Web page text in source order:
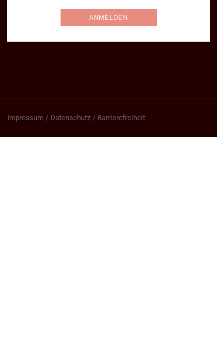
Impressum / Datenschutz / Barrierefreiheit